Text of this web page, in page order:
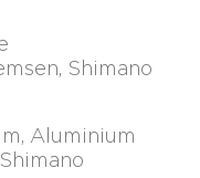
Shimano
Aluminium